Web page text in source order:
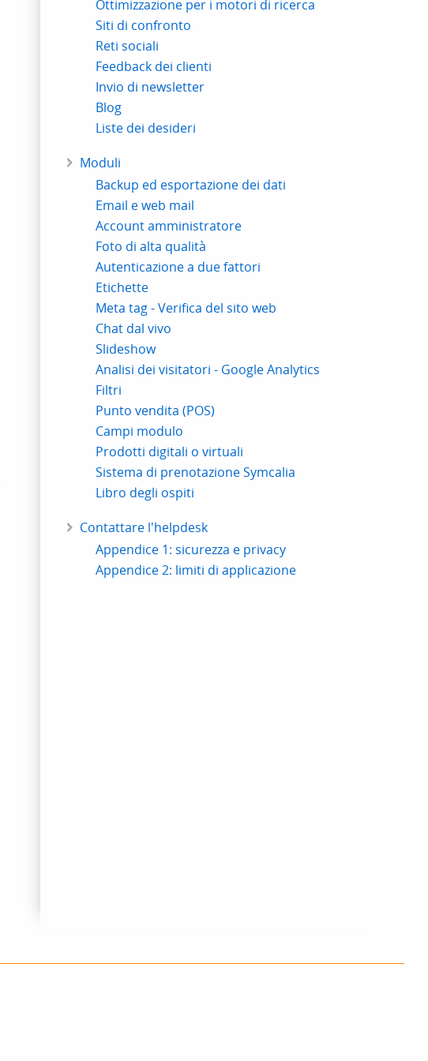
Ottimizzazione per i motori di ricerca
Siti di confronto
Reti sociali
Feedback dei clienti
Invio di newsletter
Blog
Liste dei desideri
Moduli
Backup ed esportazione dei dati
Email e web mail
Account amministratore
Foto di alta qualità
Autenticazione a due fattori
Etichette
Meta tag - Verifica del sito web
Chat dal vivo
Slideshow
Analisi dei visitatori - Google Analytics
Filtri
Punto vendita (POS)
Campi modulo
Prodotti digitali o virtuali
Sistema di prenotazione Symcalia
Libro degli ospiti
Contattare l'helpdesk
Appendice 1: sicurezza e privacy
Appendice 2: limiti di applicazione